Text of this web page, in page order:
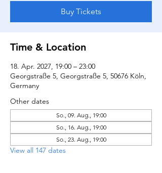
Buy Tickets
Time & Location
18. Apr. 2027, 19:00 – 23:00
Georgstraße 5, Georgstraße 5, 50676 Köln,
Germany
Other dates
So., 09. Aug., 19:00
So., 16. Aug., 19:00
So., 23. Aug., 19:00
View all 147 dates